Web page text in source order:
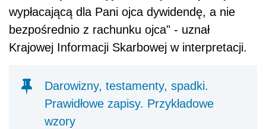
wypłacającą dla Pani ojca dywidendę, a nie
bezpośrednio z rachunku ojca" - uznał
Krajowej Informacji Skarbowej w interpretacji.
Darowizny, testamenty, spadki.
Prawidłowe zapisy. Przykładowe
wzory